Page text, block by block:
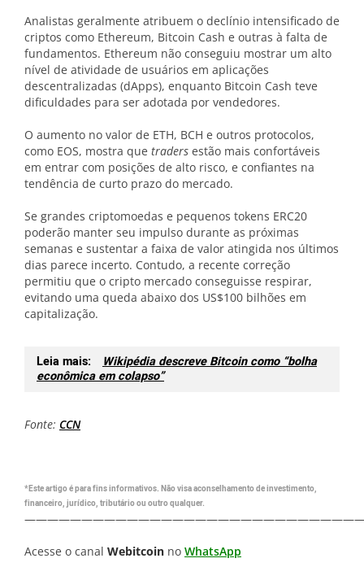
Analistas geralmente atribuem o declínio intensificado de
criptos como Ethereum, Bitcoin Cash e outras à falta de
fundamentos. Ethereum não conseguiu mostrar um alto
nível de atividade de usuários em aplicações
descentralizadas (dApps), enquanto Bitcoin Cash teve
dificuldades para ser adotada por vendedores.
O aumento no valor de ETH, BCH e outros protocolos,
como EOS, mostra que traders estão mais confortáveis
em entrar com posições de alto risco, e confiantes na
tendência de curto prazo do mercado.
Se grandes criptomoedas e pequenos tokens ERC20
poderão manter seu impulso durante as próximas
semanas e sustentar a faixa de valor atingida nos últimos
dias parece incerto. Contudo, a recente correção
permitiu que o cripto mercado conseguisse respirar,
evitando uma queda abaixo dos US$100 bilhões em
capitalização.
Leia mais:
Wikipédia descreve Bitcoin como “bolha
econômica em colapso”
Fonte: CCN
*Este artigo é para fins informativos. Não visa aconselhamento de investimento,
financeiro, jurídico, tributário ou outro qualquer.
Acesse o canal Webitcoin no WhatsApp